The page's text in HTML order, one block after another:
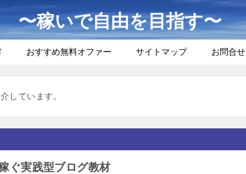
〜稼いで自由を目指す〜
おすすめ無料オファー サイトマップ お問合せ
しています。
ぐ実践型ブログ教材